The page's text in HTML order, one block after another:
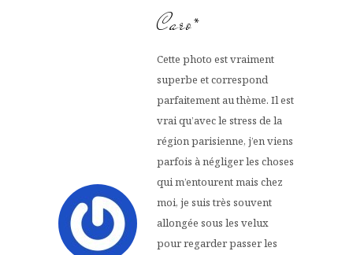
Caro*
Cette photo est vraiment
superbe et correspond
parfaitement au thème. Il est
vrai qu’avec le stress de la
région parisienne, j’en viens
parfois à négliger les choses
qui m’entourent mais chez
moi, je suis très souvent
allongée sous les velux
pour regarder passer les